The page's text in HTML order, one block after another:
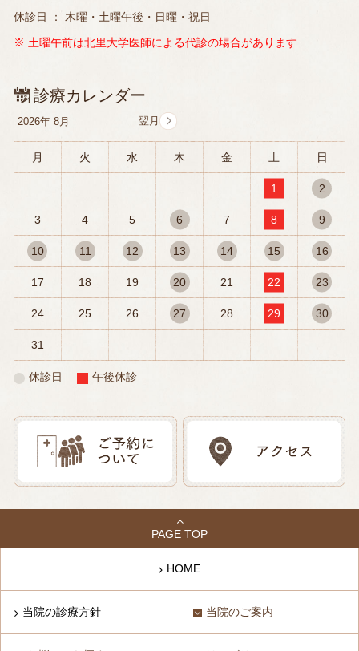
休診日 ： 木曜・土曜午後・日曜・祝日
※ 土曜午前は北里大学医師による代診の場合があります
診療カレンダー
2026年 8月
月 火 水 木 金 土 日
1 2
3 4 5 6 7 8 9
10 11 12 13 14 15 16
17 18 19 20 21 22 23
24 25 26 27 28 29 30
31
休診日 午後休診
PAGE TOP
HOME
当院の診療方針 当院のご案内